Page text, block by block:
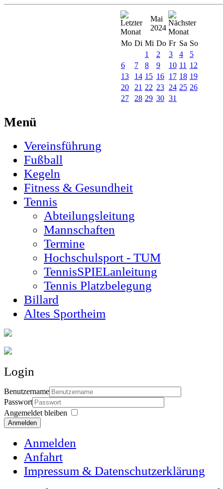
Mai
2024
Mo Di Mi Do Fr Sa So
1
2 3 4
5
6
7 8 9 10 11 12
13
14 15 16 17 18 19
20
21 22 23 24 25 26
27
28 29 30 31
Menü
Vereinsführung
Fußball
Kegeln
Fitness & Gesundheit
Tennis
Abteilungsleitung
Mannschaften
Termine
Hochschulsport - TUM
TennisSPIELanleitung
Tennis Platzbelegung
Billard
Altes Sportheim
Login
Benutzername
Passwort
Angemeldet bleiben
Anmelden
Anmelden
Anfahrt
Impressum & Datenschutzerklärung